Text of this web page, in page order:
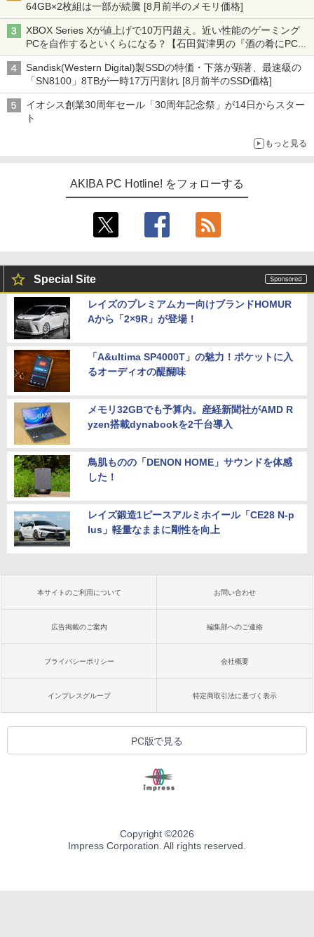
64GB×2枚組は一部が続騰 [8月前半のメモリ価格]
XBOX Series Xが値上げで10万円超え。近い性能のゲーミング
PCを自作するといくらになる？【石田賀津男の『酒の肴にPCゲ
ーム』】
Sandisk(Western Digital)製SSDの特価・下落が顕著、最速級の
「SN8100」8TBが一時17万円割れ [8月前半のSSD価格]
イオシス創業30周年セール「30周年記念祭」が14日からスター
ト
もっと見る
AKIBA PC Hotline! をフォローする
Special Site
レイズのプレミアムカー向けブランドHOMUR
Aから「2×9R」が登場！
「A&ultima SP4000T」の魅力！ポケットに入
るオーディオの醍醐味
メモリ32GBでも予算内。産経新聞社がAMD R
yzen搭載dynabookを2千台導入
鳥肌ものの「DENON HOME」サウンドを体感
した！
レイズ鍛造1ピースアルミホイール「CE28 N-p
lus」軽量なままに剛性を向上
本サイトのご利用について お問い合わせ
広告掲載のご案内 編集部へのご連絡
プライバシーポリシー 会社概要
インプレスグループ 特定商取引法に基づく表示
PC版で見る
Copyright ©2026
Impress Corporation. All rights reserved.